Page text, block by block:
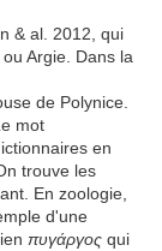
& al. 2012, qui
Argie. Dans la
de Polynice.
mot
en
trouve les
En zoologie,
d'une
πυγάργος qui